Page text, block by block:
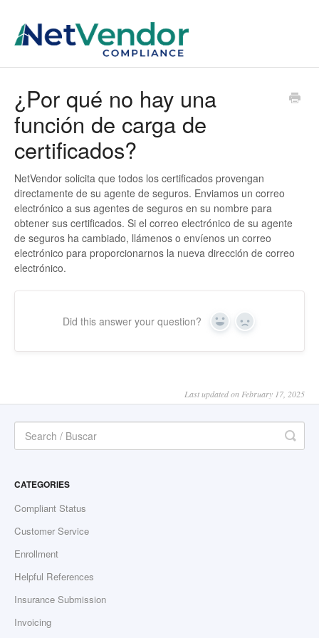
¿Por qué no hay una
función de carga de
certificados?
NetVendor solicita que todos los certificados provengan
directamente de su agente de seguros. Enviamos un correo
electrónico a sus agentes de seguros en su nombre para
obtener sus certificados. Si el correo electrónico de su agente
de seguros ha cambiado, llámenos o envíenos un correo
electrónico para proporcionarnos la nueva dirección de correo
electrónico.
Did this answer your question? Yes No
Last updated on February 17, 2025
CATEGORIES
Compliant Status
Customer Service
Enrollment
Helpful References
Insurance Submission
Invoicing